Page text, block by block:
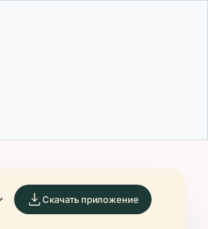
Скачать приложение